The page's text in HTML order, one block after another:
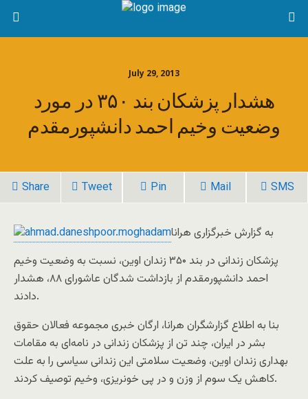
July 29, 2013
هشدار پزشکان بند ۳۵۰ در مورد
وضعیت وخیم احمد دانشپورمقدم
Share Tweet Pin Mail SMS
به گزارش خبرگزاری هرانا
پزشکان زندانی در بند ۳۵۰ زندان اوین، نسبت به وضعیت وخیم
احمد دانشپورمقدم از بازداشت شدگان عاشورای ۸۸، هشدار
دادند.
بنا به اطلاع گزارشگران هرانا، ارگان خبری مجموعه فعالان حقوق
بشر در ایران، چند تن از پزشکان زندانی در نامه‌ای به مقامات
بهداری زندان اوین، وضعیت سلامتی این زندانی سیاسی را به علت
کاهش یک سوم از وزن و در پی خونریزی، وخیم توصیف کردند.